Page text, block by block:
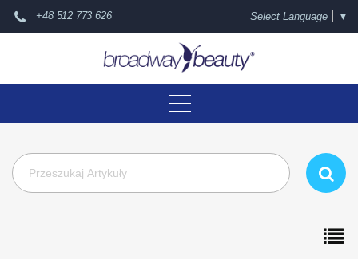
+48 512 773 626 Select Language ▼